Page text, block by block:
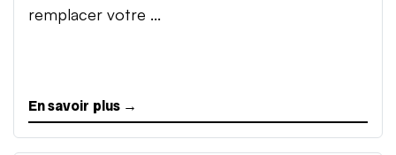
remplacer votre ...
En savoir plus →